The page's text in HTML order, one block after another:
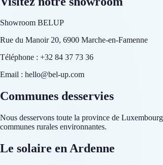
Showroom BELUP
Rue du Manoir 20, 6900 Marche-en-Famenne
Téléphone : +32 84 37 73 36
Email : hello@bel-up.com
Communes desservies
Nous desservons toute la province de
communes rurales environnantes.
Le solaire en Ardenne